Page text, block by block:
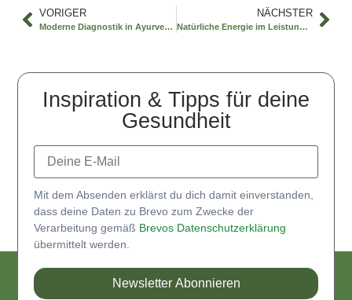
VORIGER
Moderne Diagnostik in Ayurveda erklärt
NÄCHSTER
Natürliche Energie im Leistungsalltag finden
Inspiration & Tipps für deine
Gesundheit
Mit dem Absenden erklärst du dich damit einverstanden,
dass deine Daten zu Brevo zum Zwecke der
Verarbeitung gemäß Brevos Datenschutzerklärung
übermittelt werden.
Newsletter Abonnieren